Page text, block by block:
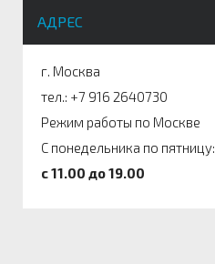
АДРЕС
г. Москва
тел.: +7 916 2640730
Режим работы по Москве
С понедельника по пятницу:
c 11.00 до 19.00